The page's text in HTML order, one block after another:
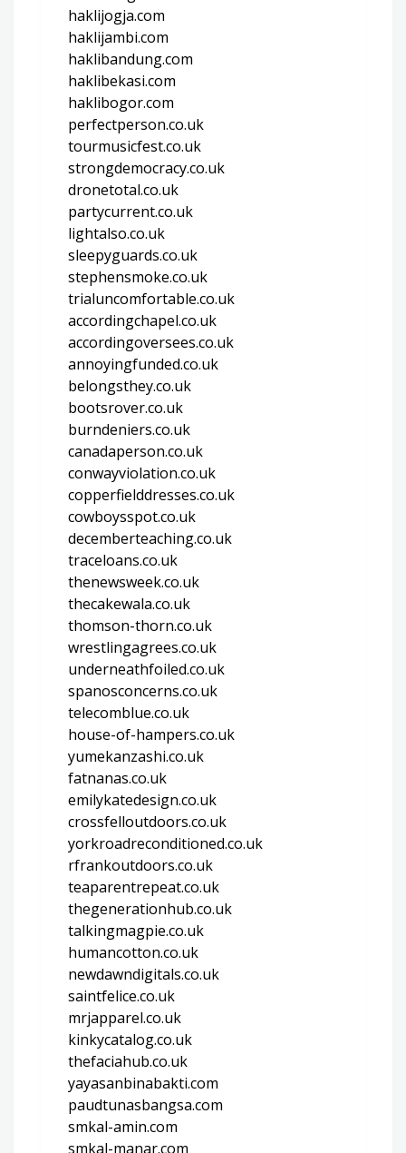
haklijogja.com
haklijambi.com
haklibandung.com
haklibekasi.com
haklibogor.com
perfectperson.co.uk
tourmusicfest.co.uk
strongdemocracy.co.uk
dronetotal.co.uk
partycurrent.co.uk
lightalso.co.uk
sleepyguards.co.uk
stephensmoke.co.uk
trialuncomfortable.co.uk
accordingchapel.co.uk
accordingoversees.co.uk
annoyingfunded.co.uk
belongsthey.co.uk
bootsrover.co.uk
burndeniers.co.uk
canadaperson.co.uk
conwayviolation.co.uk
copperfielddresses.co.uk
cowboysspot.co.uk
decemberteaching.co.uk
traceloans.co.uk
thenewsweek.co.uk
thecakewala.co.uk
thomson-thorn.co.uk
wrestlingagrees.co.uk
underneathfoiled.co.uk
spanosconcerns.co.uk
telecomblue.co.uk
house-of-hampers.co.uk
yumekanzashi.co.uk
fatnanas.co.uk
emilykatedesign.co.uk
crossfelloutdoors.co.uk
yorkroadreconditioned.co.uk
rfrankoutdoors.co.uk
teaparentrepeat.co.uk
thegenerationhub.co.uk
talkingmagpie.co.uk
humancotton.co.uk
newdawndigitals.co.uk
saintfelice.co.uk
mrjapparel.co.uk
kinkycatalog.co.uk
thefaciahub.co.uk
yayasanbinabakti.com
paudtunasbangsa.com
smkal-amin.com
smkal-manar.com